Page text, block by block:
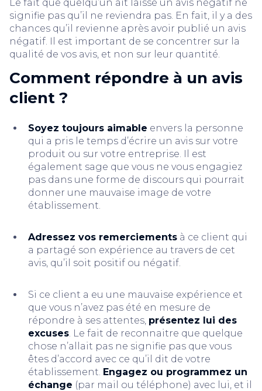
Le fait que quelqu’un ait laissé un avis négatif ne
signifie pas qu’il ne reviendra pas. En fait, il y a des
chances qu’il revienne après avoir publié un avis
négatif. Il est important de se concentrer sur la
qualité de vos avis, et non sur leur quantité.
Comment répondre à un avis
client ?
Soyez toujours aimable envers la personne
qui a pris le temps d’écrire un avis sur votre
produit ou sur votre entreprise. Il est
également sage que vous ne vous engagiez
pas dans une forme de discours qui pourrait
donner une mauvaise image de votre
établissement.
Adressez vos remerciements à ce client qui
a partagé son expérience au travers de cet
avis, qu’il soit positif ou négatif.
Si ce client a eu une mauvaise expérience et
que vous n’avez pas été en mesure de
répondre à ses attentes, présentez lui des
excuses. Le fait de reconnaitre que quelque
chose n’allait pas ne signifie pas que vous
êtes d’accord avec ce qu’il dit de votre
établissement. Engagez ou programmez un
échange (par mail ou téléphone) avec lui, et il